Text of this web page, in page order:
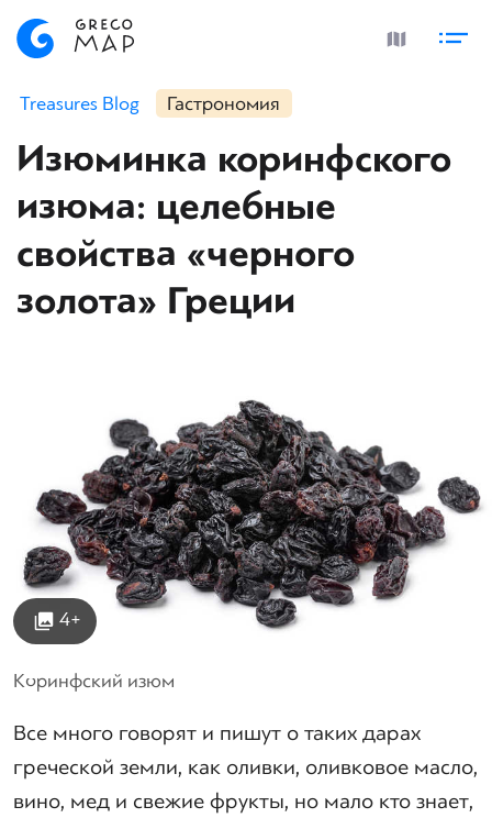
Treasures Blog Гастрономия
Изюминка коринфского
изюма: целебные
свойства «черного
золота» Греции
4+
Коринфский изюм
Все много говорят и пишут о таких дарах
греческой земли, как оливки, оливковое масло,
вино, мед и свежие фрукты, но мало кто знает,